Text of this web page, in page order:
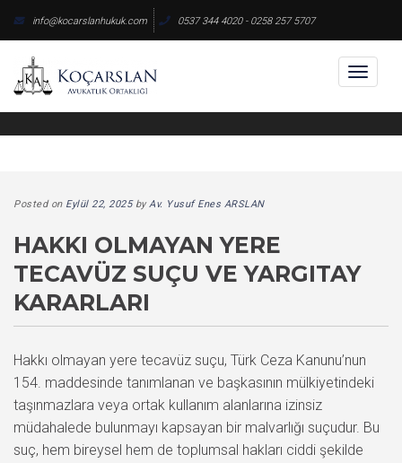
content
info@kocarslanhukuk.com 0537 344 4020 - 0258 257 5707
Posted on Eylül 22, 2025byAv. Yusuf Enes ARSLAN
HAKKI OLMAYAN YERE
TECAVÜZ SUÇU VE YARGITAY
KARARLARI
Hakkı olmayan yere tecavüz suçu, Türk Ceza Kanunu’nun
154. maddesinde tanımlanan ve başkasının mülkiyetindeki
taşınmazlara veya ortak kullanım alanlarına izinsiz
müdahalede bulunmayı kapsayan bir malvarlığı suçudur. Bu
suç, hem bireysel hem de toplumsal hakları ciddi şekilde